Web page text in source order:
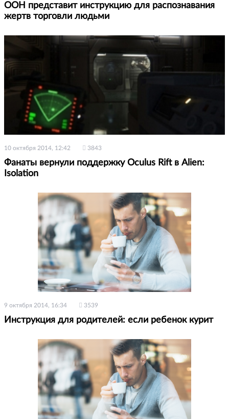
ООН представит инструкцию для распознавания
жертв торговли людьми
10 октября 2014, 12:42 3843
Фанаты вернули поддержку Oculus Rift в Alien:
Isolation
9 октября 2014, 16:34 3539
Инструкция для родителей: если ребенок курит